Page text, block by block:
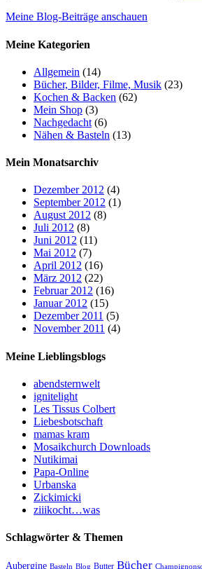
Meine Blog-Beiträge anschauen
Meine Kategorien
Allgemein (14)
Bücher, Bilder, Filme, Musik (23)
Kochen & Backen (62)
Mein Shop (3)
Nachgedacht (6)
Nähen & Basteln (13)
Mein Monatsarchiv
Dezember 2012 (4)
September 2012 (1)
August 2012 (8)
Juli 2012 (8)
Juni 2012 (11)
Mai 2012 (7)
April 2012 (16)
März 2012 (22)
Februar 2012 (16)
Januar 2012 (15)
Dezember 2011 (5)
November 2011 (4)
Meine Lieblingsblogs
abendsternwelt
ignitelight
Les Tissus Colbert
Liebesbotschaft
mamas kram
Mosaikchurch Downloads
Nutikimai
Papa-Online
Urbanska
Zickimicki
ziiikocht…was
Schlagwörter & Themen
Aubergine Basteln Blog Butter Bücher